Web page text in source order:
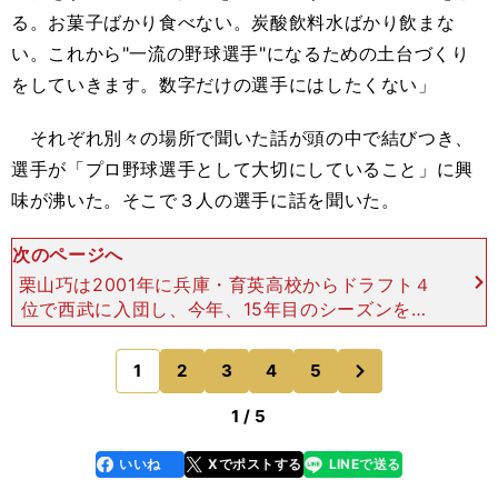
る。お菓子ばかり食べない。炭酸飲料水ばかり飲まな
い。これから"一流の野球選手"になるための土台づくり
をしていきます。数字だけの選手にはしたくない」
それぞれ別々の場所で聞いた話が頭の中で結びつき、
選手が「プロ野球選手として大切にしていること」に興
味が沸いた。そこで３人の選手に話を聞いた。
次のページへ
栗山巧は2001年に兵庫・育英高校からドラフト４
位で西武に入団し、今年、15年目のシーズンを迎
えている。―― 栗山選手にとって、野球選手とし
て大切にしていることは何ですか？「僕にとって野
球は、
1 2 3 4 5
のページへ
1 / 5
faceboo
k
いいね Xでポストする
line LINEで送る